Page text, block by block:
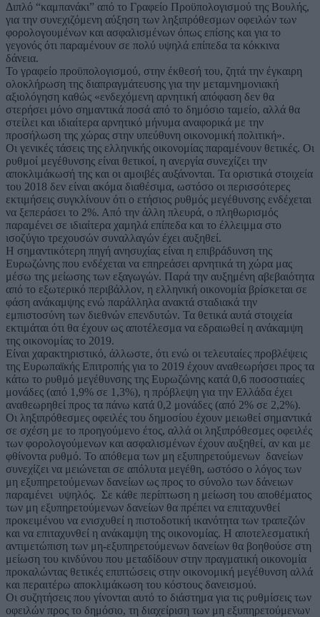
Διπλό “καμπανάκι” από το Γραφείο Προϋπολογισμού της Βουλής,
για την συνεχιζόμενη αύξηση των ληξιπρόθεσμων οφειλών των
φορολογουμένων και ασφαλισμένων όπως επίσης και για το
γεγονός ότι παραμένουν σε πολύ υψηλά επίπεδα τα κόκκινα
δάνεια.
Το γραφείο προϋπολογισμού, στην έκθεσή του, ζητά την έγκαιρη
ολοκλήρωση της διαπραγμάτευσης για την μεταμνημονιακή
αξιολόγηση καθώς «ενδεχόμενη αρνητική απόφαση δεν θα
στερήσει μόνο σημαντικά ποσά από το δημόσιο ταμείο, αλλά θα
στείλει και ιδιαίτερα αρνητικό μήνυμα αναφορικά με την
προσήλωση της χώρας στην υπεύθυνη οικονομική πολιτική».
Οι γενικές τάσεις της ελληνικής οικονομίας παραμένουν θετικές. Οι
ρυθμοί μεγέθυνσης είναι θετικοί, η ανεργία συνεχίζει την
αποκλιμάκωσή της και οι αμοιβές αυξάνονται. Τα οριστικά στοιχεία
του 2018 δεν είναι ακόμα διαθέσιμα, ωστόσο οι περισσότερες
εκτιμήσεις συγκλίνουν ότι ο ετήσιος ρυθμός μεγέθυνσης ενδέχεται
να ξεπεράσει το 2%. Από την άλλη πλευρά, ο πληθωρισμός
παραμένει σε ιδιαίτερα χαμηλά επίπεδα και το έλλειμμα στο
ισοζύγιο τρεχουσών συναλλαγών έχει αυξηθεί.
Η σημαντικότερη πηγή ανησυχίας είναι η επιβράδυνση της
Ευρωζώνης που ενδέχεται να επηρεάσει αρνητικά τη χώρα μας
μέσω της μείωσης των εξαγωγών. Παρά την αυξημένη αβεβαιότητα
από το εξωτερικό περιβάλλον, η ελληνική οικονομία βρίσκεται σε
φάση ανάκαμψης ενώ παράλληλα ανακτά σταδιακά την
εμπιστοσύνη των διεθνών επενδυτών. Τα θετικά αυτά στοιχεία
εκτιμάται ότι θα έχουν ως αποτέλεσμα να εδραιωθεί η ανάκαμψη
της οικονομίας το 2019.
Είναι χαρακτηριστικό, άλλωστε, ότι ενώ οι τελευταίες προβλέψεις
της Ευρωπαϊκής Επιτροπής για το 2019 έχουν αναθεωρήσει προς τα
κάτω το ρυθμό μεγέθυνσης της Ευρωζώνης κατά 0,6 ποσοστιαίες
μονάδες (από 1,9% σε 1,3%), η πρόβλεψη για την Ελλάδα έχει
αναθεωρηθεί προς τα πάνω κατά 0,2 μονάδες (από 2% σε 2,2%).
Οι ληξιπρόθεσμες οφειλές του δημοσίου έχουν μειωθεί σημαντικά
σε σχέση με το προηγούμενο έτος, αλλά οι ληξιπρόθεσμες οφειλές
των φορολογούμενων και ασφαλισμένων έχουν αυξηθεί, αν και με
φθίνοντα ρυθμό. Το απόθεμα των μη εξυπηρετούμενων δανείων
συνεχίζει να μειώνεται σε απόλυτα μεγέθη, ωστόσο ο λόγος των
μη εξυπηρετούμενων δανείων ως προς το σύνολο των δάνειων
παραμένει υψηλός. Σε κάθε περίπτωση η μείωση του αποθέματος
των μη εξυπηρετούμενων δανείων θα πρέπει να επιταχυνθεί
προκειμένου να ενισχυθεί η πιστοδοτική ικανότητα των τραπεζών
και να επιταχυνθεί η ανάκαμψη της οικονομίας. Η αποτελεσματική
αντιμετώπιση των μη-εξυπηρετούμενων δανείων θα βοηθούσε στη
μείωση του κινδύνου που μεταδίδουν στην πραγματική οικονομία
προκαλώντας θετικές επιπτώσεις στην οικονομική μεγέθυνση αλλά
και περαιτέρω αποκλιμάκωση του κόστους δανεισμού.
Οι συζητήσεις που γίνονται αυτό το διάστημα για τις ρυθμίσεις των
οφειλών προς το δημόσιο, τη διαχείριση των μη εξυπηρετούμενων